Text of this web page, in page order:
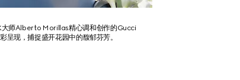
大师Alberto Morillas精心调和创作的Gucci
呈现，捕捉盛开花园中的馥郁芬芳。